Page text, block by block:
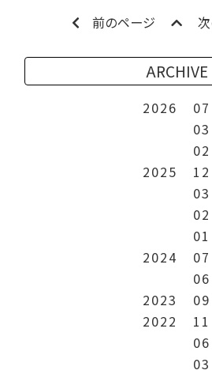
前のページ
ARCHIVE
2026
07
03
02
2025
12
03
02
01
2024
07
06
2023
09
2022
11
06
03